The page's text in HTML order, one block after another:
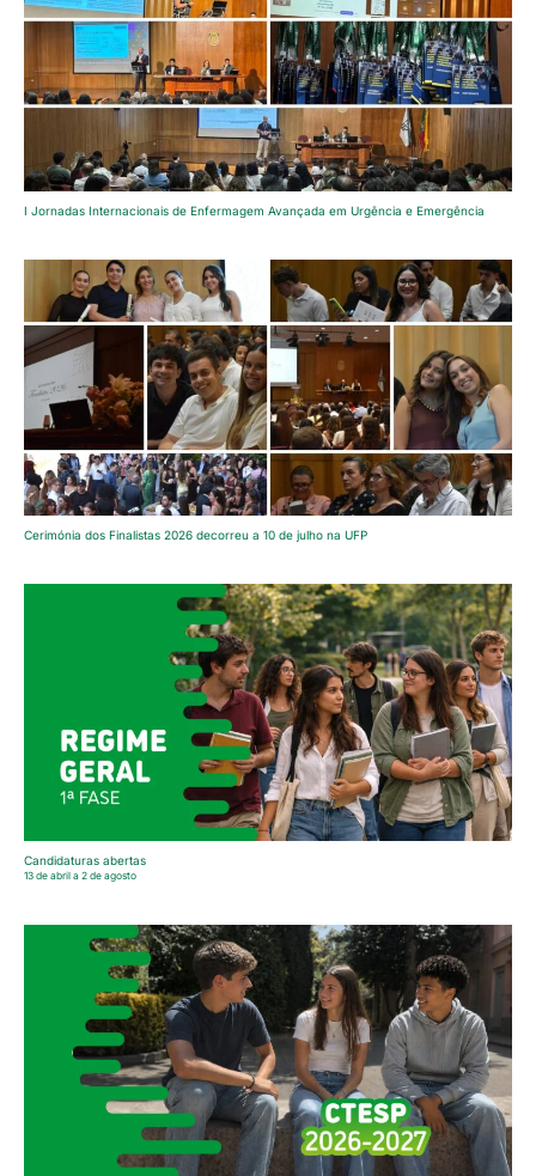
I Jornadas Internacionais de Enfermagem Avançada em Urgência e Emergência
Cerimónia dos Finalistas 2026 decorreu a 10 de julho na UFP
Candidaturas abertas
13 de abril a 2 de agosto